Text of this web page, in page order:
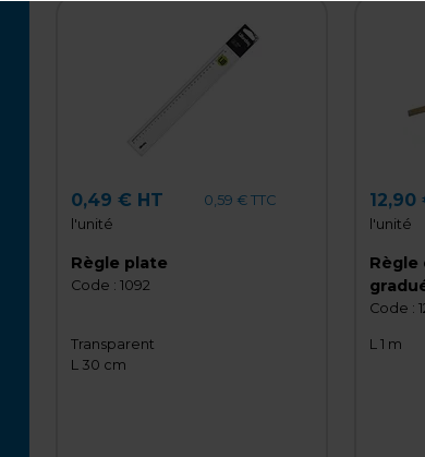
0,49 € HT
0,59 € TTC
l'unité
Règle plate
Code : 1092
Transparent
L 30 cm
12,90
l'unité
Règle
Mètre
Code :
L 1 m